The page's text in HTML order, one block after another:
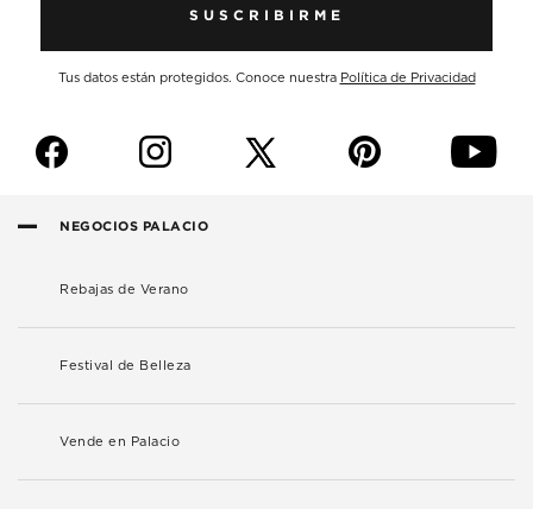
SUSCRIBIRME
Tus datos están protegidos. Conoce nuestra Política de Privacidad
f i p y
NEGOCIOS PALACIO
Rebajas de Verano
Festival de Belleza
Vende en Palacio